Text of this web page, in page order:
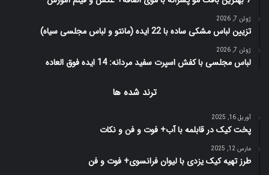
ژوئن 7, 2026
تزیین لباس مشکی ساده با 22 ایده (مانتو و لباس مجلسی سیاه)
ژوئن 7, 2026
لباس مجلسی با کفش اسپرت سفید مردانه: 14 ایده فوق العاده
ترند شده ها
آوریل 16, 2025
پخت کیک در قابلمه با آب+ فوت و فن و نکات
مارس 12, 2025
طرز تهیه کیک یزدی با لیوان فرانسوی+ فوت و فن